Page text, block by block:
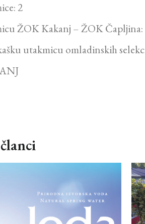
2
ŽOK Kakanj – ŽOK
utakmicu omladinskih